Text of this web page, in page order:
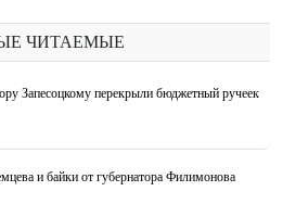
ЧИТАЕМЫЕ
Запесоцкому перекрыли бюджетный ручеек
и байки от губернатора Филимонова